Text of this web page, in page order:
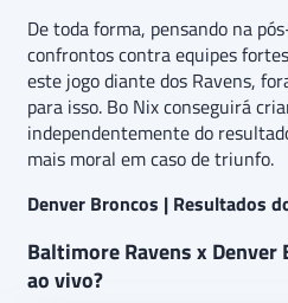
De toda forma, pensando na
confrontos contra equipes
este jogo diante dos Ravens,
para isso. Bo Nix conseguirá
independentemente do
mais moral em caso de triunfo.
Denver Broncos | Resultados
Baltimore Ravens x
ao vivo?